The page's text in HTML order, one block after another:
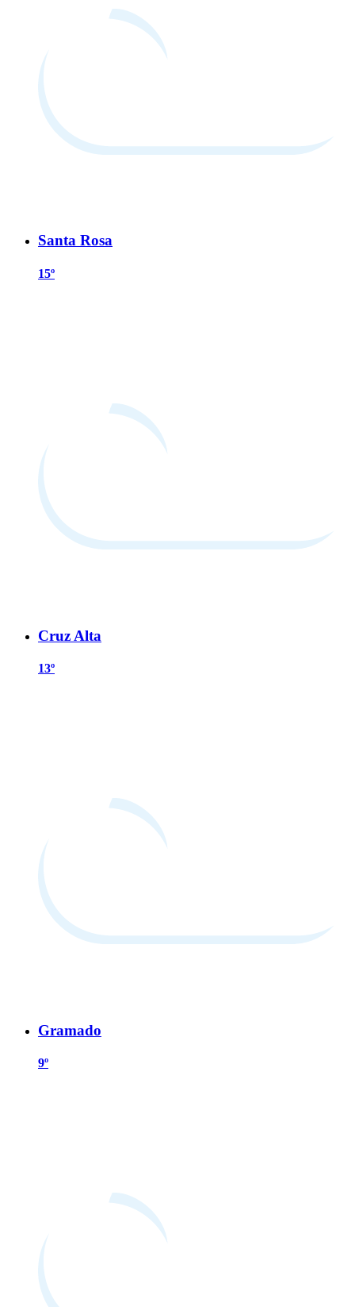
Santa Rosa
15º
Cruz Alta
13º
Gramado
9º